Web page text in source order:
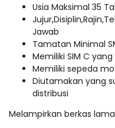
Usia Maksimal 35
Jawab
Tamatan Minimal
Memiliki SIM C
Memiliki sepeda
Diutamakan yang
distribusi
Melampirkan berkas